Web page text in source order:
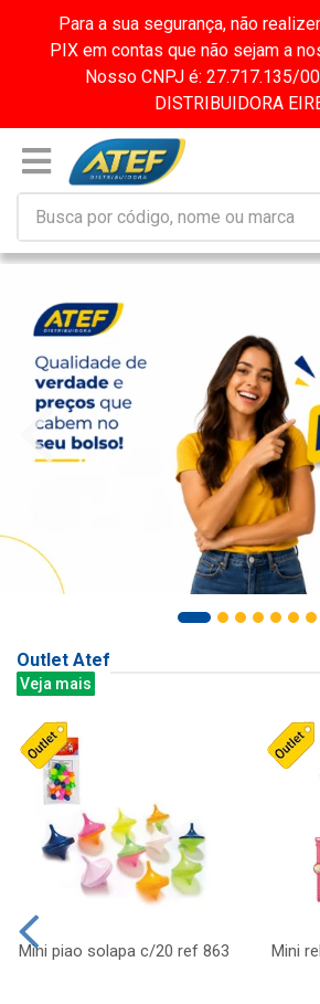
Para a sua segurança, não
PIX em contas que não sejam a
Nosso CNPJ é: 27.717.135/
DISTRIBUIDORA
Outlet Atef
Veja mais
Mini piao solapa c/20 ref 863
Mini